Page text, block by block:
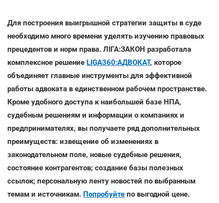
Для построения выигрышной стратегии защиты в суде
необходимо много времени уделять изучению правовых
прецедентов и норм права. ЛІГА:ЗАКОН разработала
комплексное решение LIGA360:АДВОКАТ, которое
объединяет главные инструменты для эффективной
работы адвоката в единственном рабочем пространстве.
Кроме удобного доступа к наибольшей базе НПА,
судебным решениям и информации о компаниях и
предпринимателях, вы получаете ряд дополнительных
преимуществ: извещение об изменениях в
законодательном поле, новые судебные решения,
состояние контрагентов; создание базы полезных
ссылок; персональную ленту новостей по выбранным
темам и источникам. Попробуйте по выгодной цене.